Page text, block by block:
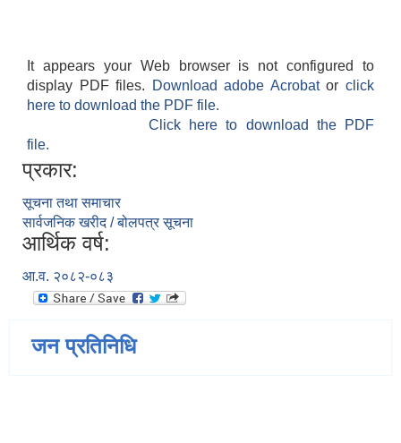
It appears your Web browser is not configured to
display PDF files.
Download adobe Acrobatorclick
here to download the PDF file.
Click here to download the PDF
file.
प्रकार:
सूचना तथा समाचार
सार्वजनिक खरीद / बोलपत्र सूचना
आर्थिक वर्ष:
आ.व. २०८२-०८३
जन प्रतिनिधि